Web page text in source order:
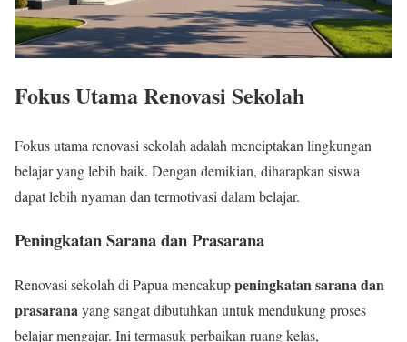
Fokus Utama Renovasi Sekolah
Fokus utama renovasi sekolah adalah menciptakan lingkungan
belajar yang lebih baik. Dengan demikian, diharapkan siswa
dapat lebih nyaman dan termotivasi dalam belajar.
Peningkatan Sarana dan Prasarana
Renovasi sekolah di Papua mencakuppeningkatan sarana dan
prasaranayang sangat dibutuhkan untuk mendukung proses
belajar mengajar. Ini termasuk perbaikan ruang kelas,